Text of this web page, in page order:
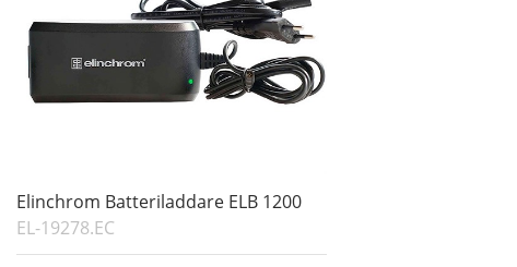
Elinchrom Batteriladdare ELB 1200
EL-19278.EC